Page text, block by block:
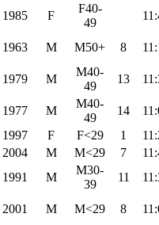
1985 F
F40-
49
1963 M M50+ 8
1979 M
M40-
49
13
1977 M
M40-
49
14
1997 F F<29 1
2004 M M<29 7
1991 M
M30-
39
11
2001 M M<29 8